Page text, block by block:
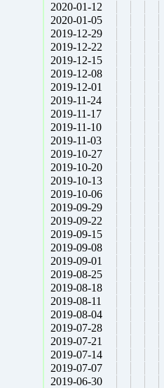
2020-01-12
2020-01-05
2019-12-29
2019-12-22
2019-12-15
2019-12-08
2019-12-01
2019-11-24
2019-11-17
2019-11-10
2019-11-03
2019-10-27
2019-10-20
2019-10-13
2019-10-06
2019-09-29
2019-09-22
2019-09-15
2019-09-08
2019-09-01
2019-08-25
2019-08-18
2019-08-11
2019-08-04
2019-07-28
2019-07-21
2019-07-14
2019-07-07
2019-06-30